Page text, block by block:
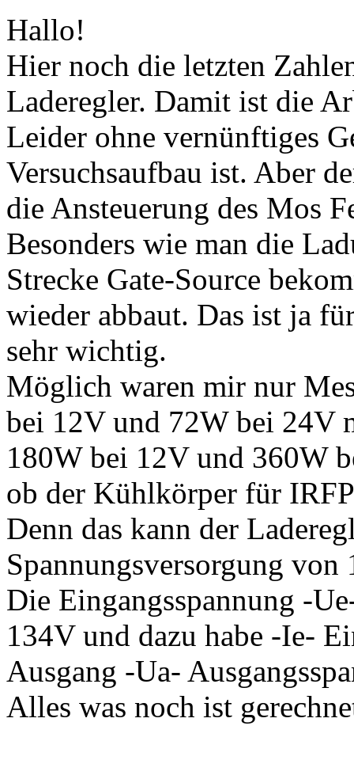
Hallo!
Hier noch die letzten
Laderegler. Damit ist die
Leider ohne vernünftiges
Versuchsaufbau ist. Aber
die Ansteuerung des Mos
Besonders wie man die
Strecke Gate-Source
wieder abbaut. Das ist ja
sehr wichtig.
Möglich waren mir nur
bei 12V und 72W bei 24V
180W bei 12V und 360W
ob der Kühlkörper für
Denn das kann der
Spannungsversorgung
Die Eingangsspannung -
134V und dazu habe -Ie-
Ausgang -Ua-
Alles was noch ist